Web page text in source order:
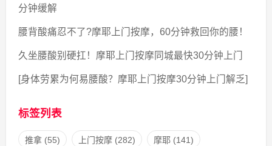
分钟缓解
腰背酸痛忍不了?摩耶上门按摩，60分钟救回你的腰！
久坐腰酸别硬扛！摩耶上门按摩同城最快30分钟上门
[身体劳累为何易腰酸？摩耶上门按摩30分钟上门解乏]
标签列表
推拿(55) 上门按摩(282) 摩耶(141)